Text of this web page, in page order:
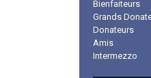
Bienfaiteurs
Grands
Donateurs
Amis
Intermezzo